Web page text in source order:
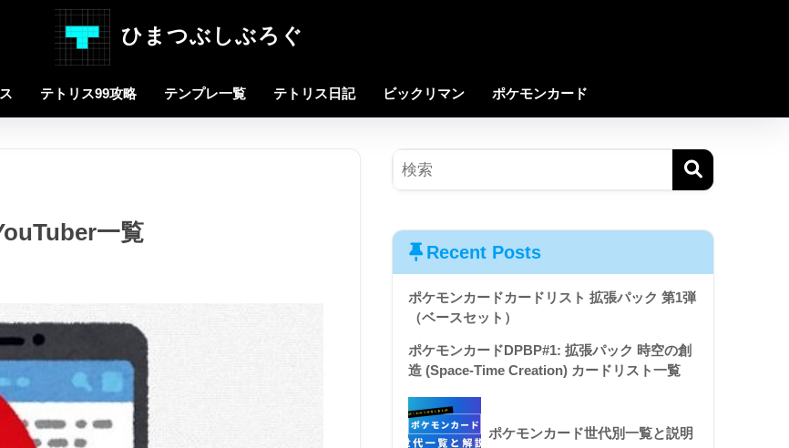
ひまつぶしぶろぐ
テトリス99攻略 テンプレ一覧 テトリス日記 ビックリマン ポケモンカード
一覧
Recent Posts
ポケモンカードカードリスト 拡張パック 第1弾
（ベースセット）
ポケモンカードDPBP#1: 拡張パック 時空の創
造 (Space-Time Creation) カードリスト一覧
ポケモンカード世代別一覧と説明